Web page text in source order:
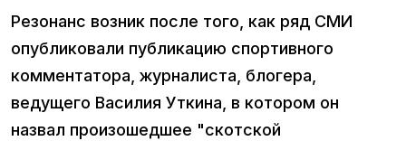
Резонанс возник после того, как ряд СМИ
опубликовали публикацию спортивного
комментатора, журналиста, блогера,
ведущего Василия Уткина, в котором он
назвал произошедшее "скотской